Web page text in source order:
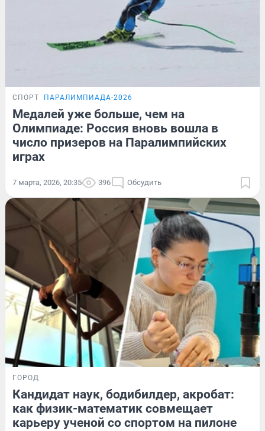
СПОРТ ПАРАЛИМПИАДА-2026
Медалей уже больше, чем на
Олимпиаде: Россия вновь вошла в
число призеров на Паралимпийских
играх
7 марта, 2026, 20:35 396 Обсудить
ГОРОД
Кандидат наук, бодибилдер, акробат:
как физик-математик совмещает
карьеру ученой со спортом на пилоне